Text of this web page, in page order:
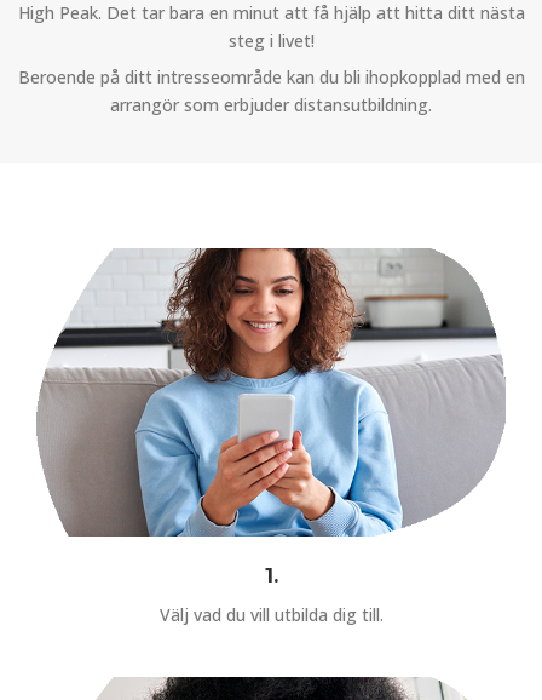
High Peak. Det tar bara en minut att få hjälp att hitta ditt nästa
steg i livet!
Beroende på ditt intresseområde kan du bli ihopkopplad med en
arrangör som erbjuder distansutbildning.
1.
Välj vad du vill utbilda dig till.